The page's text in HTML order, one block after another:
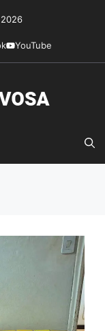
YouTube